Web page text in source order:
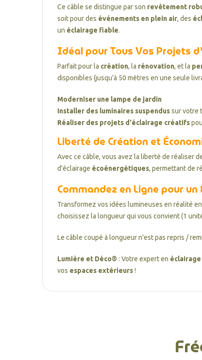
Ce câble se distingue par son revêtement
soit pour des événements en plein air, des
un éclairage fiable.
Idéal pour Tous Vos Projets
Parfait pour la création, la rénovation, et la
disponibles (jusqu'à 50 mètres en une seule
Moderniser une lampe de jardin
Installer des luminaires suspendussur votre
Réaliser des projets d'éclairage créatifs
Liberté de Création et
Avec ce câble, vous avez la liberté de réaliser
d'éclairage écoénergétiques, permettant de
Commandez en Ligne pour
Transformez vos idées lumineuses en réalité
choisissez la longueur qui vous convient (1
Le câble coupé à longueur n'est pas repris /
Lumière et Déco® : Votre expert en
vos espaces extérieurs!